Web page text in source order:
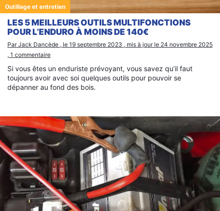
Outillage et entretien
LES 5 MEILLEURS OUTILS MULTIFONCTIONS
POUR L’ENDURO À MOINS DE 140€
Par Jack Dancède , le 19 septembre 2023 , mis à jour le 24 novembre 2025
, 1 commentaire
Si vous êtes un enduriste prévoyant, vous savez qu’il faut
toujours avoir avec soi quelques outils pour pouvoir se
dépanner au fond des bois.
×
Rechercher
: